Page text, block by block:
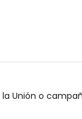
Unión o